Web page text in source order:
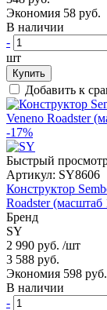
Экономия 58 руб.
В наличии
-
шт
Купить
Добавить к
-17%
Быстрый
Артикул: SY8606
Конструктор
Roadster (масштаб
Бренд
SY
2 990 руб. /шт
3 588 руб.
Экономия 598 руб.
В наличии
-